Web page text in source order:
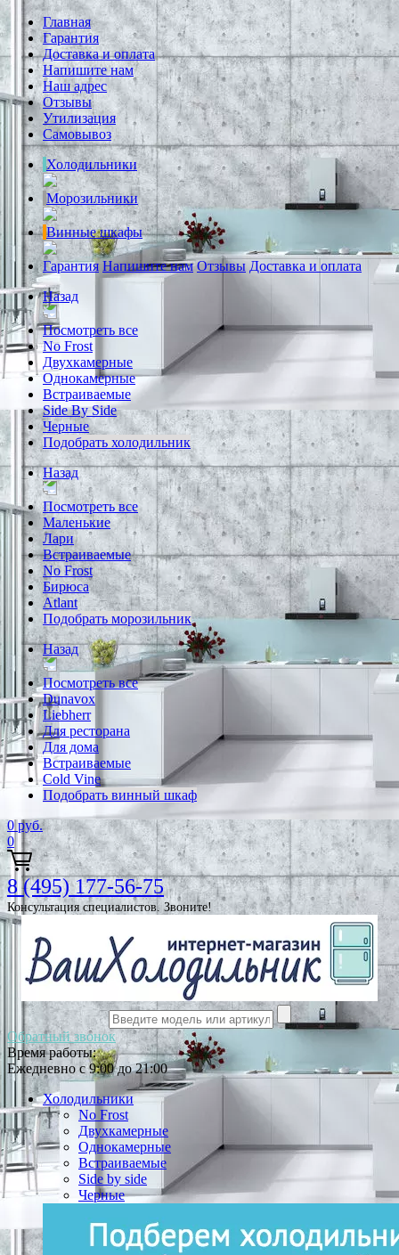
Главная
Гарантия
Доставка и оплата
Напишите нам
Наш адрес
Отзывы
Утилизация
Самовывоз
Холодильники
Морозильники
Винные шкафы
Гарантия Напишите нам Отзывы Доставка и оплата
Назад
Посмотреть все
No Frost
Двухкамерные
Однокамерные
Встраиваемые
Side By Side
Черные
Подобрать холодильник
Назад
Посмотреть все
Маленькие
Лари
Встраиваемые
No Frost
Бирюса
Atlant
Подобрать морозильник
Назад
Посмотреть все
Dunavox
Liebherr
Для ресторана
Для дома
Встраиваемые
Cold Vine
Подобрать винный шкаф
0 руб.
0
8 (495) 177-56-75
Консультация специалистов. Звоните!
Обратный звонок
Время работы:
Ежедневно с 9:00 до 21:00
Холодильники
No Frost
Двухкамерные
Однокамерные
Встраиваемые
Side by side
Черные